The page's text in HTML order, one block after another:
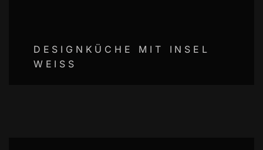
DESIGNKÜCHE MIT INSEL
WEISS